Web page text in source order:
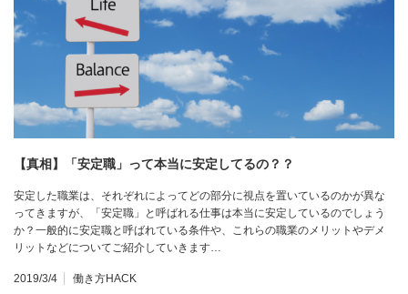
【真相】「安定職」って本当に安定してるの？？
安定した職業は、それぞれによってどの部分に視点を置いているのかが異な
ってきますが、「安定職」と呼ばれる仕事は本当に安定しているのでしょう
か？一般的に安定職と呼ばれている条件や、これらの職業のメリットやデメ
リットなどについてご紹介していきます…
2019/3/4 働き方HACK